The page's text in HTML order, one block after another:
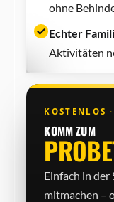
ohne
Echter
Aktivitäten
KOSTENLOS
KOMM ZUM
Einfach in
mitmachen –